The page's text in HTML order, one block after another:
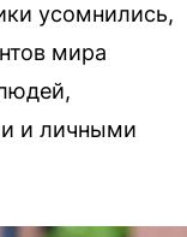
усомнились,
мира
и личными